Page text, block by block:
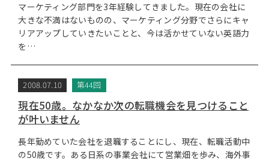
マーケティング部門を3年経験してきました。現在の会社に
大きな不満はないものの、マーケティング分野でさらにキャ
リアアップしていきたいことと、今は活かせていない英語力
を…
2008.07.10 第44回
現在50歳。なかなか次の転職機会を見つけること
が叶いません
長年勤めていた会社を退職することにし、現在、転職活動中
の50歳です。ある日系の事業会社にて営業畑を歩み、海外事